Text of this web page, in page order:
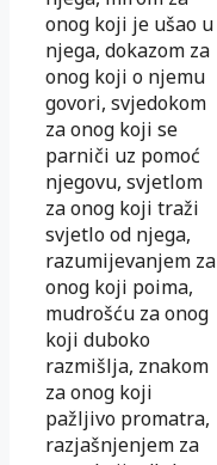
onog koji je ušao u
njega, dokazom za
onog koji o njemu
govori, svjedokom
za onog koji se
parniči uz pomoć
njegovu, svjetlom
za onog koji traži
svjetlo od njega,
razumijevanjem za
onog koji poima,
mudrošću za onog
koji duboko
razmišlja, znakom
za onog koji
pažljivo promatra,
razjašnjenjem za